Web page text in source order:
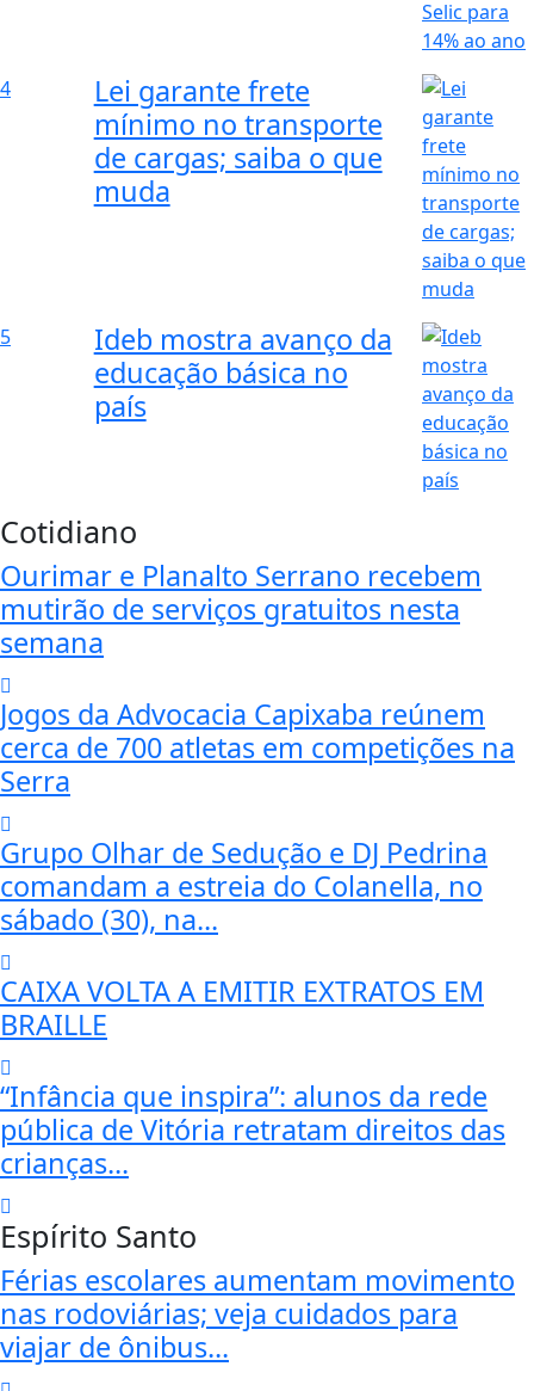
4
Lei garante frete
mínimo no transporte
de cargas; saiba o que
muda
5
Ideb mostra avanço da
educação básica no
país
Cotidiano
Ourimar e Planalto Serrano recebem
mutirão de serviços gratuitos nesta
semana
Jogos da Advocacia Capixaba reúnem
cerca de 700 atletas em competições na
Serra
Grupo Olhar de Sedução e DJ Pedrina
comandam a estreia do Colanella, no
sábado (30), na...
CAIXA VOLTA A EMITIR EXTRATOS EM
BRAILLE
“Infância que inspira”: alunos da rede
pública de Vitória retratam direitos das
crianças...
Espírito Santo
Férias escolares aumentam movimento
nas rodoviárias; veja cuidados para
viajar de ônibus...